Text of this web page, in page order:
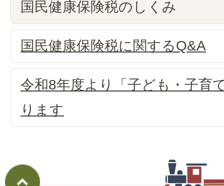
国民健康保険税のしくみ
国民健康保険税に関するQ&A
令和8年度より「子ども・子育
ります